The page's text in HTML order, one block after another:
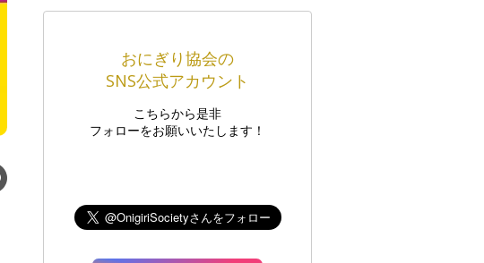
おにぎり協会の
SNS公式アカウント
こちらから是非
フォローをお願いいたします！